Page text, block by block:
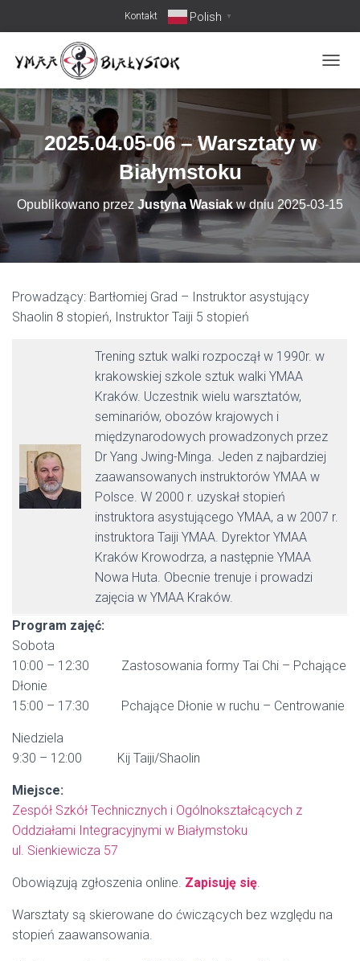
Kontakt Polish ▼
2025.04.05-06 – Warsztaty w
Białymstoku
Opublikowano przez Justyna Wasiak w dniu 2025-03-15
Prowadzący: Bartłomiej Grad – Instruktor asystujący
Shaolin 8 stopień, Instruktor Taiji 5 stopień
Trening sztuk walki rozpoczął w 1990r. w
krakowskiej szkole sztuk walki YMAA
Kraków. Uczestnik wielu warsztatów,
seminariów, obozów krajowych i
międzynarodowych prowadzonych przez
Dr Yang Jwing-Minga. Jeden z najbardziej
zaawansowanych instruktorów YMAA w
Polsce. W 2000 r. uzyskał stopień
instruktora asystującego YMAA, a w 2007 r.
instruktora Taiji YMAA. Dyrektor YMAA
Kraków Krowodrza, a następnie YMAA
Nowa Huta. Obecnie trenuje i prowadzi
zajęcia w YMAA Kraków.
Program zajęć:
Sobota
10:00 – 12:30 Zastosowania formy Tai Chi – Pchające
Dłonie
15:00 – 17:30 Pchające Dłonie w ruchu – Centrowanie
Niedziela
9:30 – 12:00 Kij Taiji/Shaolin
Miejsce:
Zespół Szkół Technicznych i Ogólnokształcących z
Oddziałami Integracyjnymi w Białymstoku
ul. Sienkiewicza 57
Obowiązują zgłoszenia online. Zapisuję się.
Warsztaty są skierowane do ćwiczących bez względu na
stopień zaawansowania.